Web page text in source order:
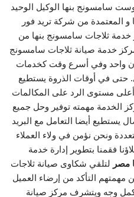
سامسونج بنها الوكيل الوحيد
المعتمدة من شركة تريد فور
خدمة ثلاجات سامسونج بنها من
خدمة صيانة ثلاجات سامسونج
واحد وفي أسرع وقت كخدمات
حتى في أوقات الذروة يستطيع
مستوى الرد على المكالمات
فريق مركز الخدمة مهمته توفير وحل جميع
يستطيع أيضا التعامل مع البريد
ونحن نؤمن في ولاء العملاء
فقمنا بتطوير إدارة خدمة
مصر لتلقي شكاوى صيانة ثلاجات
مهمتهم التأكد من إرضاء العميل
وجه ويتشرف مركز صيانة